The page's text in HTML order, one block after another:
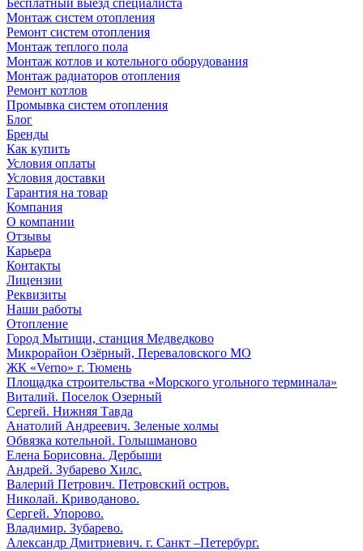
Бесплатный выезд специалиста
Монтаж систем отопления
Ремонт систем отопления
Монтаж теплого пола
Монтаж котлов и котельного оборудования
Монтаж радиаторов отопления
Ремонт котлов
Промывка систем отопления
Блог
Бренды
Как купить
Условия оплаты
Условия доставки
Гарантия на товар
Компания
О компании
Отзывы
Карьера
Контакты
Лицензии
Реквизиты
Наши работы
Отопление
Город Мытищи, станция Медведково
Микрорайон Озёрный, Переваловского МО
ЖК «Verno» г. Тюмень
Площадка строительства «Морского угольного терминала»
Виталий. Поселок Озерный
Сергей. Нижняя Тавда
Анатолий Андреевич. Зеленые холмы
Обвязка котельной. Голышманово
Елена Борисовна. Дербыши
Андрей. Зубарево Хилс.
Валерий Петрович. Петровский остров.
Николай. Криводаново.
Сергей. Упорово.
Владимир. Зубарево.
Александр Дмитриевич. г. Санкт –Петербург.